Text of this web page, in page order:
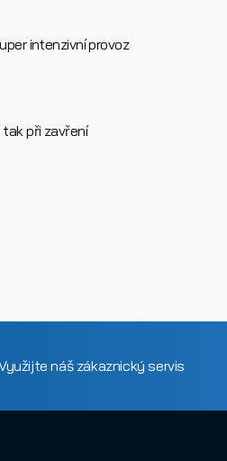
intenzivní provoz
při zavření
náš zákaznický servis